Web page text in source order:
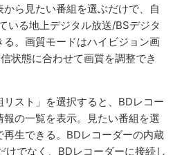
ら見たい番組を選ぶだけで、自
いる地上デジタル放送/BSデジタ
。画質モードはハイビジョン画
状態に合わせて画質を調整でき
スト」を選択すると、BDレコー
の一覧を表示。見たい番組を選
生できる。BDレコーダーの内蔵
けでなく、BDレコーダーに接続し